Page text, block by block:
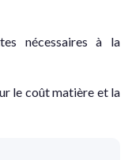
nécessaires à la
le coût matière et la